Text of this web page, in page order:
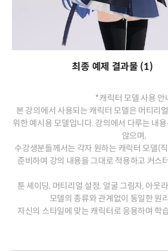
최종 예제 결과물 (1)
*캐릭터 모델 사용 안
본 강의에서 사용되는 캐릭터 모델은 머티리
위한 예시용 모델입니다. 강의에서 다루는 내
않으며,
수강생분들께서는 각자 원하는 캐릭터 모델(
준비하여 강의 내용을 그대로 적용하고 커스
툰 셰이딩, 머티리얼 설정, 얼굴 그림자, 아웃
모델의 종류와 관계없이 동일한 원
자신의 스타일에 맞는 캐릭터로 응용하며 학